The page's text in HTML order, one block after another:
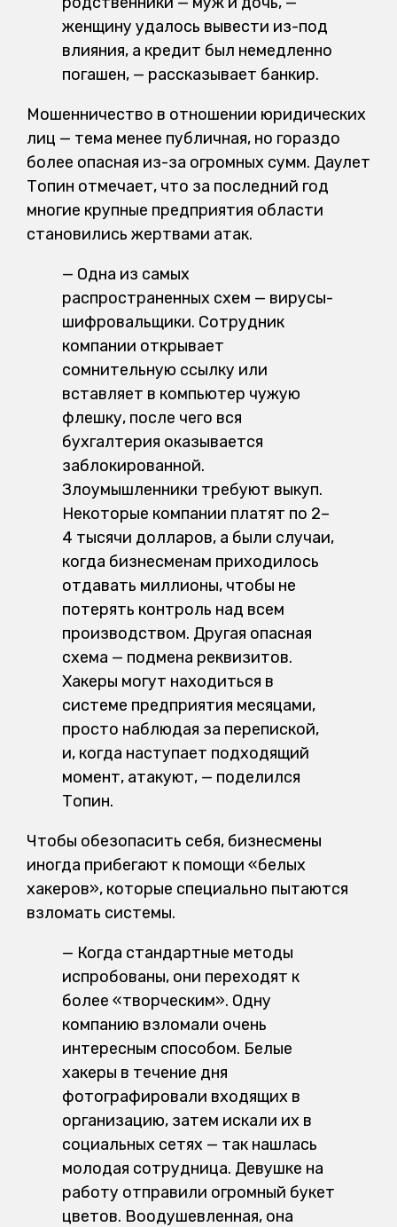
женщину удалось вывести из-под
влияния, а кредит был немедленно
погашен, — рассказывает банкир.
Мошенничество в отношении юридических
лиц — тема менее публичная, но гораздо
более опасная из-за огромных сумм. Даулет
Топин отмечает, что за последний год
многие крупные предприятия области
становились жертвами атак.
— Одна из самых
распространенных схем — вирусы-
шифровальщики. Сотрудник
компании открывает
сомнительную ссылку или
вставляет в компьютер чужую
флешку, после чего вся
бухгалтерия оказывается
заблокированной.
Злоумышленники требуют выкуп.
Некоторые компании платят по 2–
4 тысячи долларов, а были случаи,
когда бизнесменам приходилось
отдавать миллионы, чтобы не
потерять контроль над всем
производством. Другая опасная
схема — подмена реквизитов.
Хакеры могут находиться в
системе предприятия месяцами,
просто наблюдая за перепиской,
и, когда наступает подходящий
момент, атакуют, — поделился
Топин.
Чтобы обезопасить себя, бизнесмены
иногда прибегают к помощи «белых
хакеров», которые специально пытаются
взломать системы.
— Когда стандартные методы
испробованы, они переходят к
более «творческим». Одну
компанию взломали очень
интересным способом. Белые
хакеры в течение дня
фотографировали входящих в
организацию, затем искали их в
социальных сетях — так нашлась
молодая сотрудница. Девушке на
работу отправили огромный букет
цветов. Воодушевленная, она